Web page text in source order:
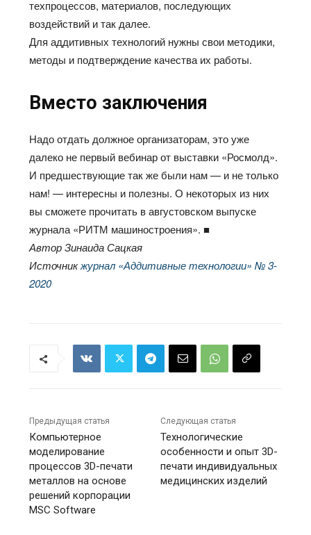
техпроцессов, материалов, последующих
воздействий и так далее.
Для аддитивных технологий нужны свои методики,
методы и подтверждение качества их работы.
Вместо заключения
Надо отдать должное организаторам, это уже
далеко не первый вебинар от выставки «Росмолд».
И предшествующие так же были нам — и не только
нам! — интересны и полезны. О некоторых из них
вы сможете прочитать в августовском выпуске
журнала «РИТМ машиностроения». ■
Автор Зинаида Сацкая
Источникжурнал «Аддитивные технологии» № 3-
2020
Предыдущая статья
Компьютерное
моделирование
процессов 3D-печати
металлов на основе
решений корпорации
MSC Software
Следующая статья
Технологические
особенности и опыт 3D-
печати индивидуальных
медицинских изделий